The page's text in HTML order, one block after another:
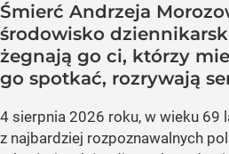
Śmierć Andrzeja
środowisko
żegnają go ci, którzy
go spotkać, rozrywają
4 sierpnia 2026 roku, w wieku 69
z najbardziej rozpoznawalnych